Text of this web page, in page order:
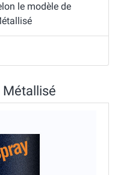
le modèle de
Métallisé